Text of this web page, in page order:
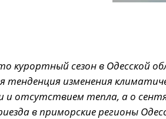
курортный сезон в Одесской
тенденция изменения
и отсутствием тепла, а о
в приморские регионы